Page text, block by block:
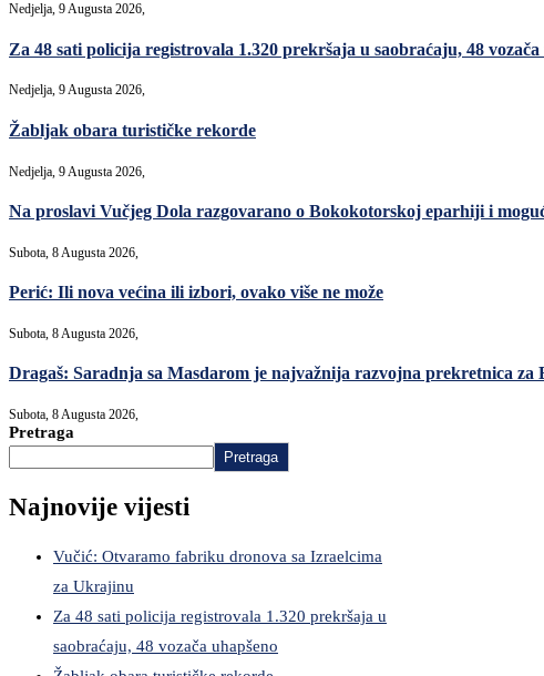
Nedjelja, 9 Augusta 2026,
Za 48 sati policija registrovala 1.320 prekršaja u saobraćaju, 48 vozača
Nedjelja, 9 Augusta 2026,
Žabljak obara turističke rekorde
Nedjelja, 9 Augusta 2026,
Na proslavi Vučjeg Dola razgovarano o Bokokotorskoj eparhiji i
Subota, 8 Augusta 2026,
Perić: Ili nova većina ili izbori, ovako više ne može
Subota, 8 Augusta 2026,
Dragaš: Saradnja sa Masdarom je najvažnija razvojna prekretnica za
Subota, 8 Augusta 2026,
Pretraga
Pretraga
Najnovije vijesti
Vučić: Otvaramo fabriku dronova sa Izraelcima
za Ukrajinu
Za 48 sati policija registrovala 1.320 prekršaja u
saobraćaju, 48 vozača uhapšeno